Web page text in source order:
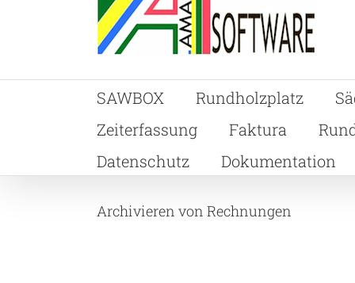
SAWBOX Rundholzplatz
Zeiterfassung
Faktura
Datenschutz
Dokumentation
Archivieren von Rechnungen